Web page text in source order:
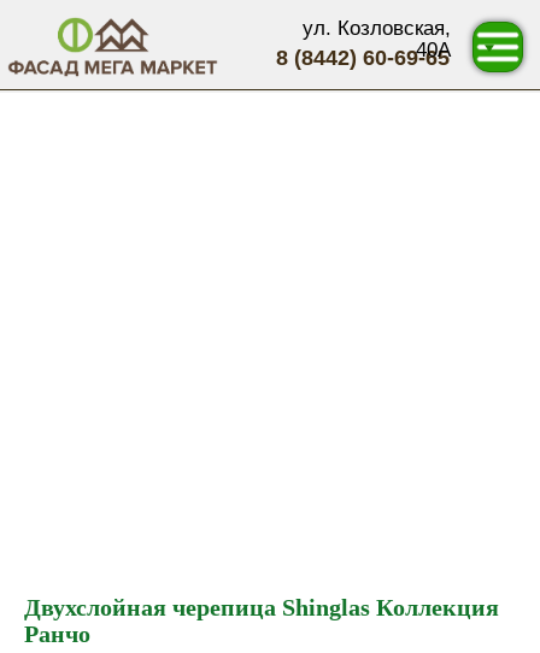
8 (8442) 60-69-65
ул. Козловская,
40А
Двухслойная черепица Shinglas Коллекция
Ранчо